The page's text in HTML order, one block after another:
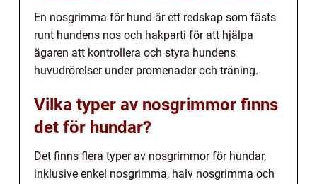
En nosgrimma för hund är ett redskap som fästs
runt hundens nos och hakparti för att hjälpa
ägaren att kontrollera och styra hundens
huvudrörelser under promenader och träning.
Vilka typer av nosgrimmor finns
det för hundar?
Det finns flera typer av nosgrimmor för hundar,
inklusive enkel nosgrimma, halv nosgrimma och